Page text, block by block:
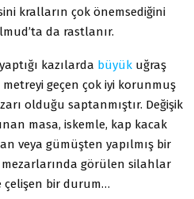
kralların çok önemsediğini
da rastlanır.
kazılarda büyük uğraş
geçen çok iyi korunmuş
olduğu saptanmıştır. Değişik
masa, iskemle, kap kacak
veya gümüşten yapılmış bir
mezarlarında görülen silahlar
çelişen bir durum…